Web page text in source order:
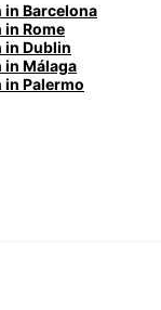
in Barcelona
Rome
in Dublin
in Málaga
Palermo